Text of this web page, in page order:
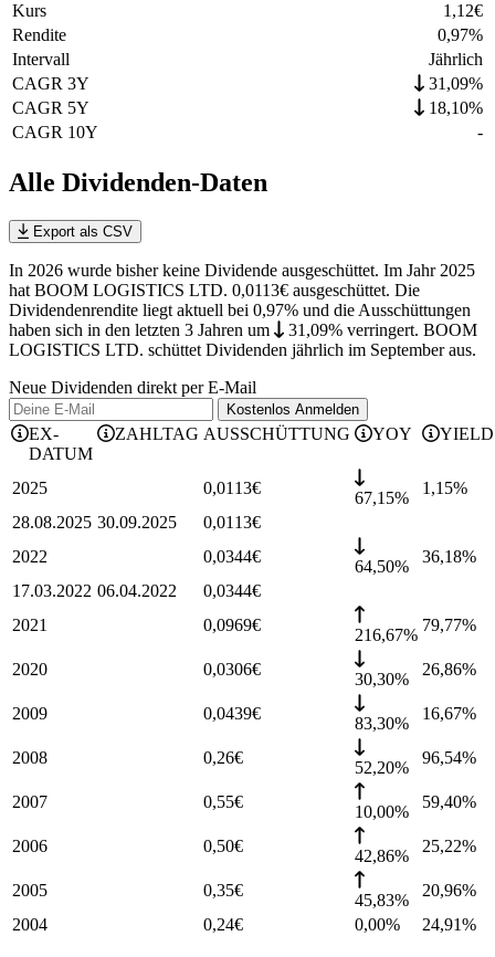
Kurs
1,12€
Rendite
0,97%
Intervall
Jährlich
CAGR 3Y
31,09%
CAGR 5Y
18,10%
CAGR 10Y
-
Alle Dividenden-Daten
Export als CSV
In 2026 wurde bisher keine Dividende ausgeschüttet. Im Jahr 2025
hat BOOM LOGISTICS LTD. 0,0113€ ausgeschüttet. Die
Dividendenrendite liegt aktuell bei 0,97% und die Ausschüttungen
haben sich in den letzten 3 Jahren um 31,09% verringert. BOOM
LOGISTICS LTD. schüttet Dividenden jährlich im September aus.
Neue Dividenden direkt per E-Mail
Kostenlos Anmelden
EX-
DATUM
ZAHLTAG AUSSCHÜTTUNG YOY YIELD
2025 0,0113€
67,15%
1,15%
28.08.2025 30.09.2025 0,0113€
2022
0,0344€
64,50%
36,18%
17.03.2022 06.04.2022 0,0344€
2021
0,0969€
216,67%
79,77%
2020 0,0306€
30,30%
26,86%
2009 0,0439€
83,30%
16,67%
2008 0,26€
52,20%
96,54%
2007 0,55€
10,00%
59,40%
2006 0,50€
42,86%
25,22%
2005 0,35€
45,83%
20,96%
2004
0,24€ 0,00% 24,91%